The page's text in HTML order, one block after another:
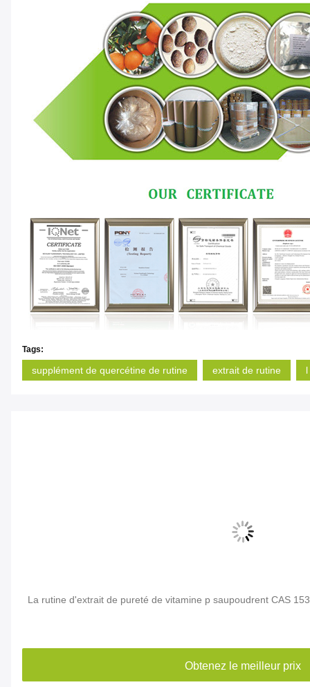
Tags:
supplément de quercétine de rutine extrait de rutine
La rutine d'extrait de pureté de vitamine p saupoudrent CAS
Obtenez le meilleur prix